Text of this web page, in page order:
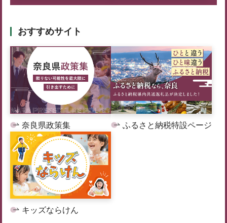
おすすめサイト
奈良県政策集 ふるさと納税特設ページ
キッズならけん